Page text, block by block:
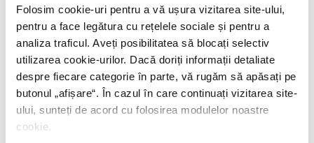
Folosim cookie-uri pentru a vă ușura vizitarea site-ului,
pentru a face legătura cu rețelele sociale și pentru a
analiza traficul. Aveți posibilitatea să blocați selectiv
utilizarea cookie-urilor. Dacă doriți informații detaliate
despre fiecare categorie în parte, vă rugăm să apăsați pe
butonul „afișare“. În cazul în care continuați vizitarea site-
ului, sunteți de acord cu folosirea modulelor noastre
cookie.
Herman Melville,Benito Cereno